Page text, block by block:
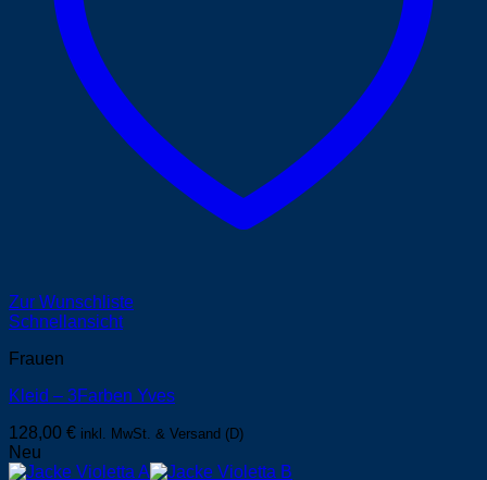
Zur Wunschliste
Schnellansicht
Frauen
Kleid – 3Farben Yves
128,00 € inkl. MwSt. & Versand (D)
Neu